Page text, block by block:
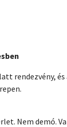
rendezvény, és
Nem demó.